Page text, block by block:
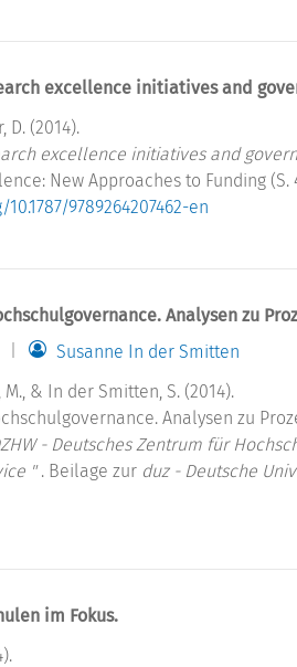
excellence initiatives and
D. (2014).
excellence initiatives and
New Approaches to Funding (S.
9789264207462-en
Analysen zu
Susanne In der Smitten
M., & In der Smitten, S. (2014).
Analysen zu
- Deutsches Zentrum für
". Beilage zur duz - Deutsche
im Fokus.